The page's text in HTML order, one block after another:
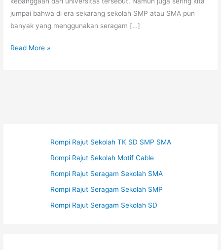
jumpai bahwa di era sekarang sekolah SMP atau SMA pun
banyak yang menggunakan seragam […]
Jas
Read More »
Rompi Rajut Sekolah TK SD SMP SMA
Rompi Rajut Sekolah Motif Cable
Rompi Rajut Seragam Sekolah SMA
Rompi Rajut Seragam Sekolah SMP
Rompi Rajut Seragam Sekolah SD